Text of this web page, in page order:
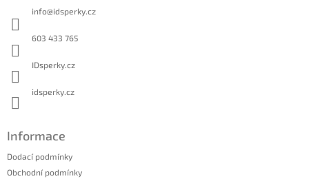
info@idsperky.cz
603 433 765
IDsperky.cz
idsperky.cz
Informace
Dodací podmínky
Obchodní podmínky